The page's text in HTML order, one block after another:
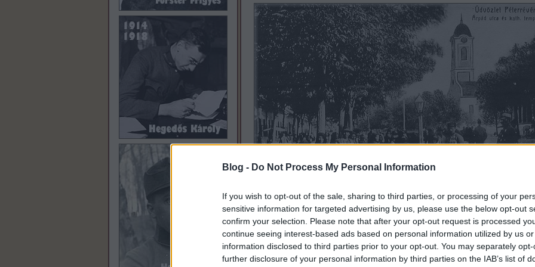
Blog - Do Not Process My Personal Information
If you wish to opt-out of the sale, sharing to third parties, or processing of your
sensitive information for targeted advertising by us, please use the below opt-out
confirm your selection. Please note that after your opt-out request is processed
continue seeing interest-based ads based on personal information utilized by us
information disclosed to third parties prior to your opt-out. You may separately
further disclosure of your personal information by third parties on the IAB’s list of
Péterréve (Bács-Bodrog vm.) a XX.század elején, korabeli képeslapon
(Forrás: Vajdasági Magyar Digitális Adattár)
A Nagy Háború kirobbanása azonban félbeszakította a fiatal medikus tanulmányait: 1914.
én bevonult a m. kir. szegedi 5. honvéd gyalogezredhez.